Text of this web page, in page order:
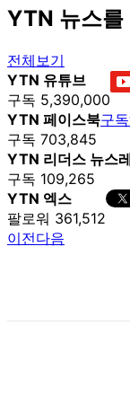
YTN 뉴스를
전체보기
YTN 유튜브
구독 5,390,000
YTN 페이스북
구독 703,845
구
YTN 리더스 뉴스
구독 109,265
YTN 엑스
팔로워 361,512
이전다음